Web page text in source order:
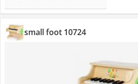
small foot 10724